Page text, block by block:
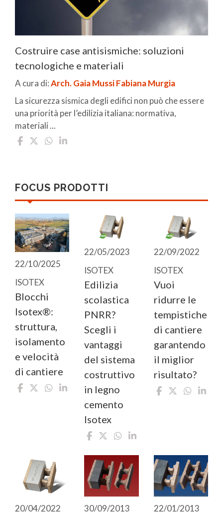
Costruire case antisismiche: soluzioni
tecnologiche e materiali
A cura di:Arch. Gaia MussiFabiana Murgia
La sicurezza sismica degli edifici non può che essere
una priorità per l’edilizia italiana: normativa,
materiali ...
FOCUS PRODOTTI
22/10/2025
ISOTEX
Blocchi
Isotex®:
struttura,
isolamento
e velocità
di cantiere
22/05/2023
ISOTEX
Edilizia
scolastica
PNRR?
Scegli i
vantaggi
del sistema
costruttivo
in legno
cemento
Isotex
22/09/2022
ISOTEX
Vuoi
ridurre le
tempistiche
di cantiere
garantendo
il miglior
risultato?
20/04/2022
30/09/2013
22/01/2013